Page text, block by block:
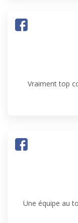
Vraiment top
Une équipe au